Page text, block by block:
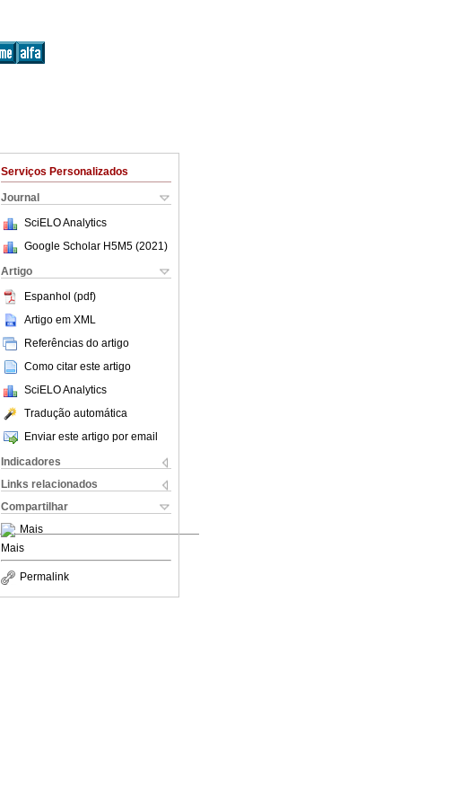
Serviços Personalizados
Journal
SciELO Analytics
Google Scholar H5M5 (2021 )
Artigo
Espanhol (pdf)
Artigo em XML
Referências do artigo
Como citar este artigo
SciELO Analytics
Tradução automática
Enviar este artigo por email
Indicadores
Links relacionados
Compartilhar
Mais
Mais
Permalink